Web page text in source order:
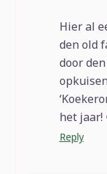
Hier al
den old
door
het jaar!
Reply